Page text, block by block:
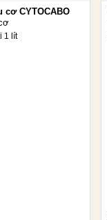
khi đó,
và sau
cơ CYTOCABO
1 lít